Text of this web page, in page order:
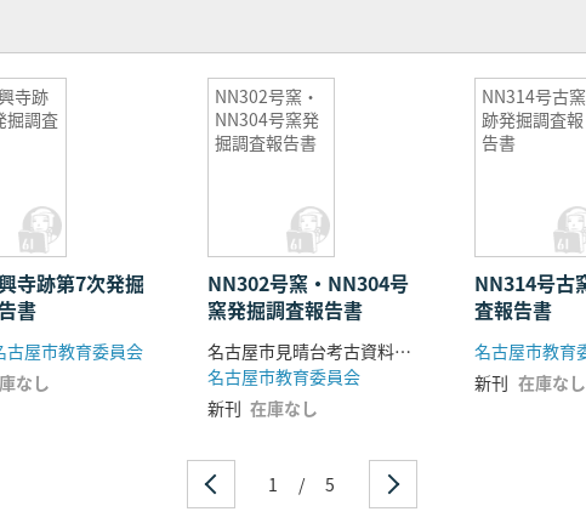
寺跡
掘調査
寺跡第7次発掘
書
古屋市教育委員会
なし
NN302号窯・
NN304号窯発
掘調査報告書
NN302号窯・NN304号
窯発掘調査報告書
名古屋市見晴台考古資料館編
名古屋市教育委員会
新刊 在庫なし
NN314号古窯
跡発掘調査報
告書
NN314号古
査報告書
名古屋市教育
新刊 在庫なし
1 / 5